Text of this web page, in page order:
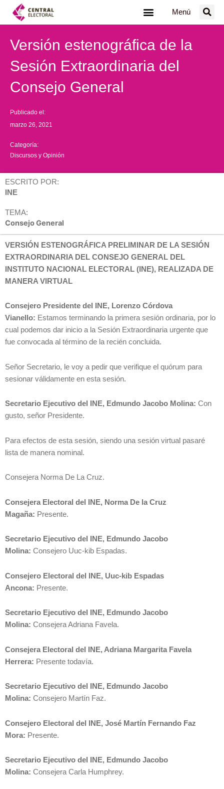
Menú
Versión estenográfica de la
Sesión Extraordinaria del
Consejo General
Publicado el:
marzo 26, 2021
Categoría:
Discursos y Opinión
ESCRITO POR:
INE
TEMA:
Consejo General
VERSIÓN ESTENOGRÁFICA PRELIMINAR DE LA SESIÓN
EXTRAORDINARIA DEL CONSEJO GENERAL DEL
INSTITUTO NACIONAL ELECTORAL (INE), REALIZADA DE
MANERA VIRTUAL
Consejero Presidente del INE, Lorenzo Córdova
Vianello: Estamos terminando la primera sesión ordinaria, por lo
cual podemos dar inicio a la Sesión Extraordinaria urgente que
fue convocada al término de la recién concluida.
Señor Secretario, le voy a pedir que verifique el quórum para
sesionar válidamente en esta sesión.
Secretario Ejecutivo del INE, Edmundo Jacobo Molina: Con
gusto, señor Presidente.
Para efectos de esta sesión, siendo una sesión virtual pasaré
lista de manera nominal.
Consejera Norma De La Cruz.
Consejera Electoral del INE, Norma De la Cruz
Magaña: Presente.
Secretario Ejecutivo del INE, Edmundo Jacobo
Molina: Consejero Uuc-kib Espadas.
Consejero Electoral del INE, Uuc-kib Espadas
Ancona: Presente.
Secretario Ejecutivo del INE, Edmundo Jacobo
Molina: Consejera Adriana Favela.
Consejera Electoral del INE, Adriana Margarita Favela
Herrera: Presente todavía.
Secretario Ejecutivo del INE, Edmundo Jacobo
Molina: Consejero Martín Faz.
Consejero Electoral del INE, José Martín Fernando Faz
Mora: Presente.
Secretario Ejecutivo del INE, Edmundo Jacobo
Molina: Consejera Carla Humphrey.